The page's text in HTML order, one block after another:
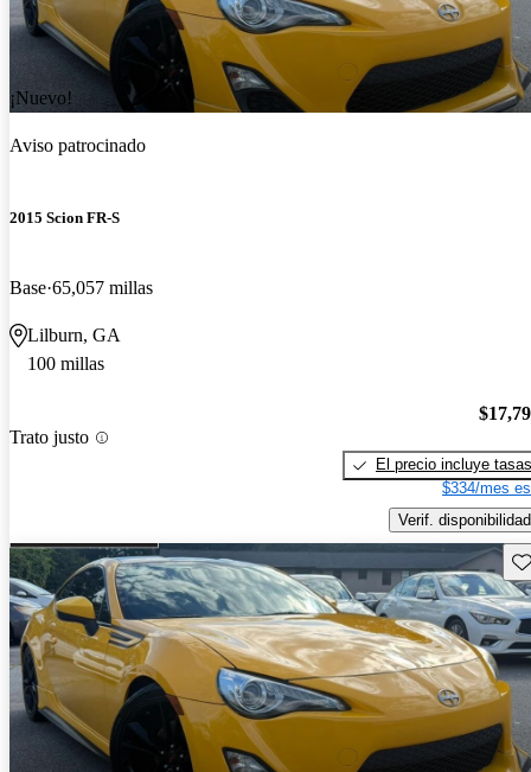
¡Nuevo!
Aviso patrocinado
2015 Scion FR-S
Base 65,057 millas
Lilburn, GA
100 millas
Trato justo
El precio incluye tasas
$334/mes
Verif. disponibilidad